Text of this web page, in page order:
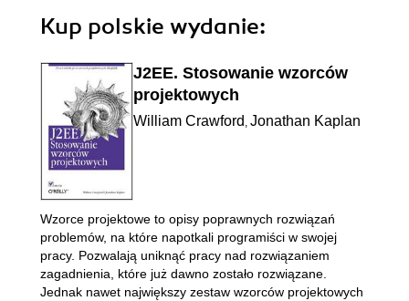
Kup polskie wydanie:
J2EE. Stosowanie wzorców
projektowych
William Crawford , Jonathan Kaplan
Wzorce projektowe to opisy poprawnych rozwiązań
problemów, na które napotkali programiści w swojej
pracy. Pozwalają uniknąć pracy nad rozwiązaniem
zagadnienia, które już dawno zostało rozwiązane.
Jednak nawet największy zestaw wzorców projektowych